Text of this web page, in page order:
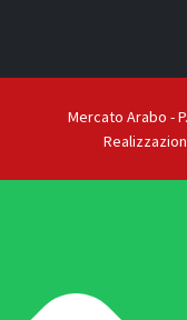
Mercato Arabo -